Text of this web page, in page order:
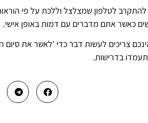
לטלפון שמצלצל וללכת על פי
כאשר אתם מדברים עם דמות באופן אישי.
צריכים לעשות דבר כדי 'לאשר את
בדרישות.